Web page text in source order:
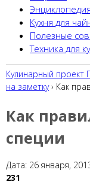
Энциклопедия
Кухня для
Полезные
Техника для
Кулинарный проект
на заметку› Как
Как
специи
Дата: 26 января,
231